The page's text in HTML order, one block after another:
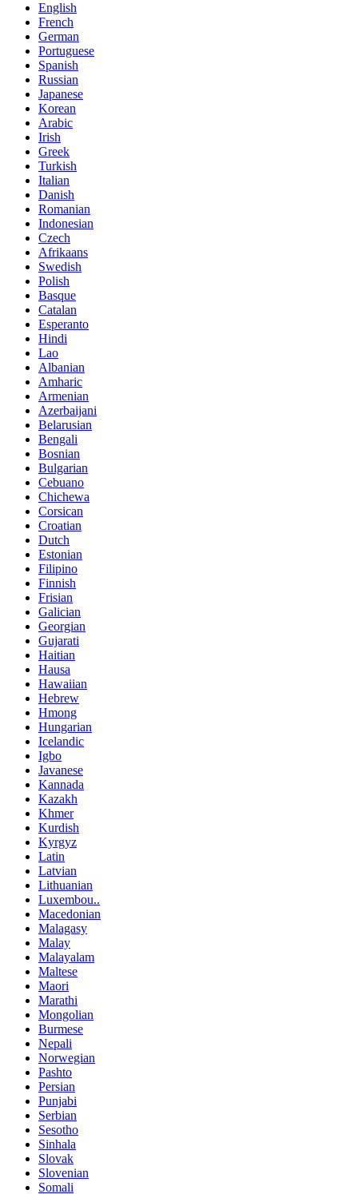
English
French
German
Portuguese
Spanish
Russian
Japanese
Korean
Arabic
Irish
Greek
Turkish
Italian
Danish
Romanian
Indonesian
Czech
Afrikaans
Swedish
Polish
Basque
Catalan
Esperanto
Hindi
Lao
Albanian
Amharic
Armenian
Azerbaijani
Belarusian
Bengali
Bosnian
Bulgarian
Cebuano
Chichewa
Corsican
Croatian
Dutch
Estonian
Filipino
Finnish
Frisian
Galician
Georgian
Gujarati
Haitian
Hausa
Hawaiian
Hebrew
Hmong
Hungarian
Icelandic
Igbo
Javanese
Kannada
Kazakh
Khmer
Kurdish
Kyrgyz
Latin
Latvian
Lithuanian
Luxembou..
Macedonian
Malagasy
Malay
Malayalam
Maltese
Maori
Marathi
Mongolian
Burmese
Nepali
Norwegian
Pashto
Persian
Punjabi
Serbian
Sesotho
Sinhala
Slovak
Slovenian
Somali